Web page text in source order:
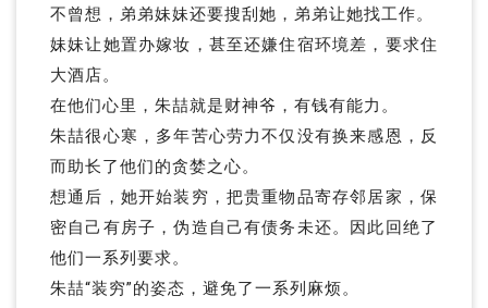
不曾想，弟弟妹妹还要搜刮她，弟弟让她找工作。
妹妹让她置办嫁妆，甚至还嫌住宿环境差，要求住
大酒店。
在他们心里，朱喆就是财神爷，有钱有能力。
朱喆很心寒，多年苦心劳力不仅没有换来感恩，反
而助长了他们的贪婪之心。
想通后，她开始装穷，把贵重物品寄存邻居家，保
密自己有房子，伪造自己有债务未还。因此回绝了
他们一系列要求。
朱喆“装穷”的姿态，避免了一系列麻烦。